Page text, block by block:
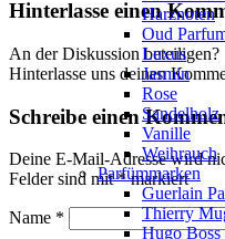
Harznoten
Oud
Luxus
Jasmin
Rose
Sandelholz
Vanille
Weihrauch
Parfümmarken
Guerlain
Thierry
Hugo Boss
Hinterlasse einen
An der Diskussion beteiligen?
Hinterlasse uns deinen
Schreibe einen
Deine E-Mail-Adresse wird
Felder sind mit*markiert
Name *